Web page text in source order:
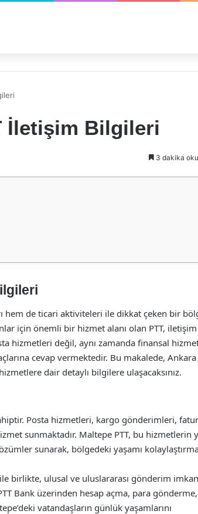
İletişim Bilgileri
3 dakika
hem de ticari aktiviteleri ile dikkat çeken bir
için önemli bir hizmet alanı olan PTT,
hizmetleri değil, aynı zamanda finansal
cevap vermektedir. Bu makalede, Ankara
dair detaylı bilgilere ulaşacaksınız.
Posta hizmetleri, kargo gönderimleri,
sunmaktadır. Maltepe PTT, bu hizmetlerin
sunarak, bölgedeki yaşamı
birlikte, ulusal ve uluslararası gönderim
Bank üzerinden hesap açma, para
vatandaşların günlük yaşamlarını